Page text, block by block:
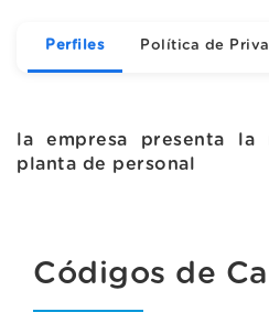
Perfiles Política de
la empresa presenta
planta de personal
Códigos de